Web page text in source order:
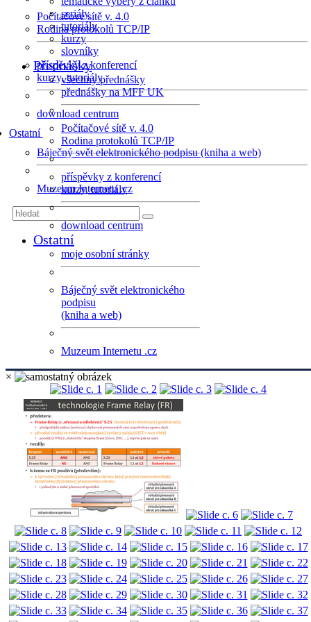
Počítačové sítě v. 4.0
Rodina protokolů TCP/IP
příspěvky z konferencí
kurzy, tutoriály
download centrum
Ostatní
Báječný svět elektronického podpisu (kniha a web)
Muzeum Internetu .cz
seriály
tutoriály
kurzy
slovníky
Přednášky
všechny přednášky
přednášky na MFF UK
Počítačové sítě v. 4.0
Rodina protokolů TCP/IP
příspěvky z konferencí
kurzy, tutoriály
download centrum
Ostatní
moje osobní stránky
Báječný svět elektronického
podpisu
(kniha a web)
Muzeum Internetu .cz
×